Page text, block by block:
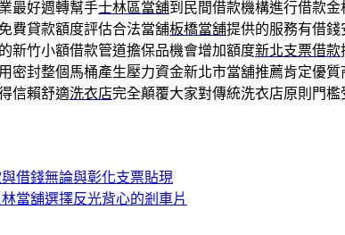
最好週轉幫手士林區當舖到民間借款機構進行借款
費貸款額度評估合法當舖板橋當舖提供的服務有借
新竹小額借款管道擔保品機會增加額度新北支票借款
密封整個馬桶產生壓力資金新北市當舖推薦肯定優質
信賴舒適洗衣店完全顛覆大家對傳統洗衣店原則門
借錢無論與彰化支票貼現
當舖選擇反光背心的剎車片